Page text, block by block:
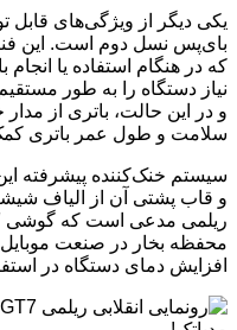
بای‌پس نسل دوم است. این
که در هنگام استفاده یا
نیاز دستگاه را به طور
و در این حالت، باتری از
سلامت و طول عمر باتری
سیستم خنک‌کننده پیشرفته
و قاب پشتی آن از الیاف
محفظه بخار در صنعت
افزایش دمای دستگاه در